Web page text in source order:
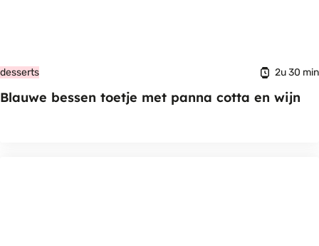
desserts 2u 30 min
Blauwe bessen toetje met panna cotta en wijn